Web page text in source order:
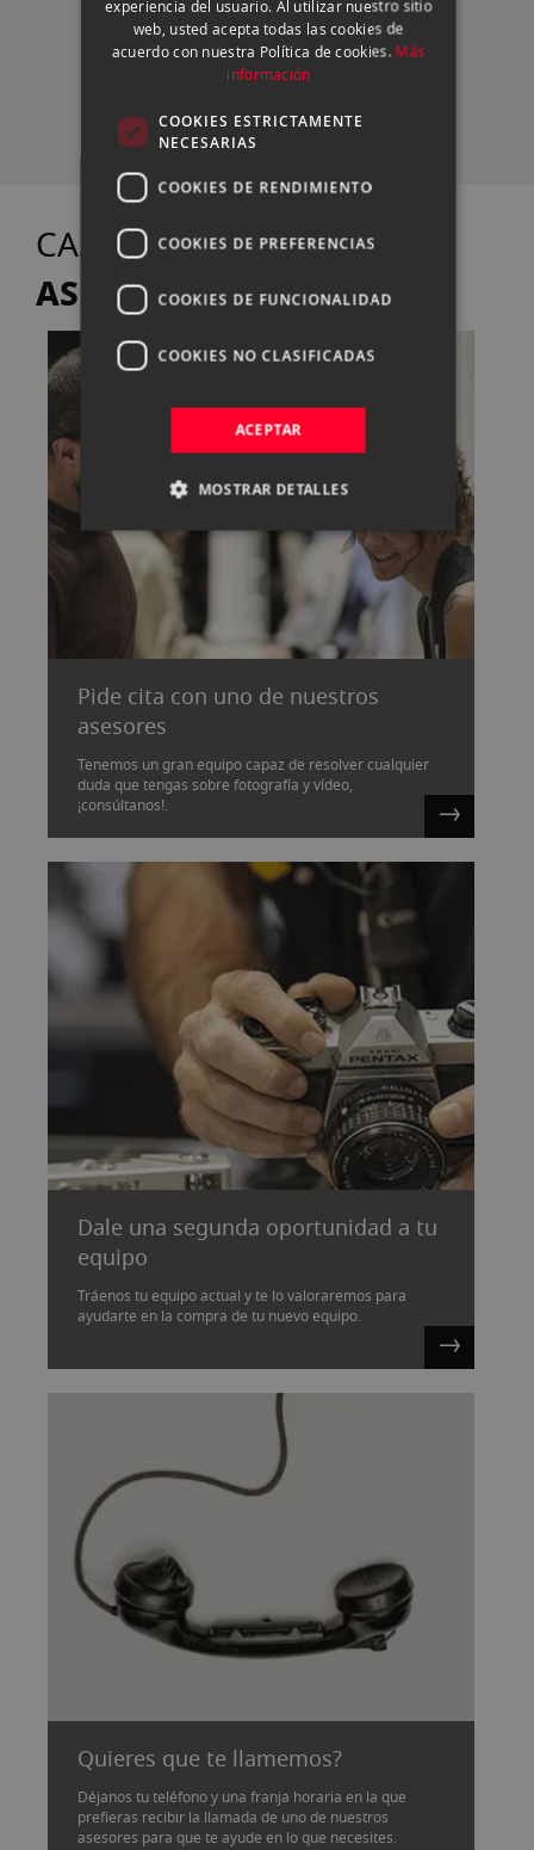
SERVICIO TÉCNICO
CASANOVA FOTOTE
ASESORA
Pide cita con uno de nuestros
asesores
Tenemos un gran equipo capaz de resolver cualquier
duda que tengas sobre fotografía y vídeo,
¡consúltanos!.
Dale una segunda oportunidad a tu
equipo
Tráenos tu equipo actual y te lo valoraremos para
ayudarte en la compra de tu nuevo equipo.
Quieres que te llamemos?
Déjanos tu teléfono y una franja horaria en la que
prefieras recibir la llamada de uno de nuestros
asesores para que te ayude en lo que necesites.
CATALAN
experiencia del usuario. Al utilizar nuestro sitio
web, usted acepta todas las cookies de
acuerdo con nuestra Política de cookies. Más
información
COOKIES ESTRICTAMENTE
NECESARIAS
COOKIES DE RENDIMIENTO
COOKIES DE PREFERENCIAS
COOKIES DE FUNCIONALIDAD
COOKIES NO CLASIFICADAS
ACEPTAR
MOSTRAR DETALLES